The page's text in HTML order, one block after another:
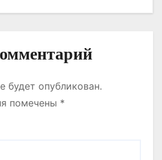
будет опубликован.
помечены *